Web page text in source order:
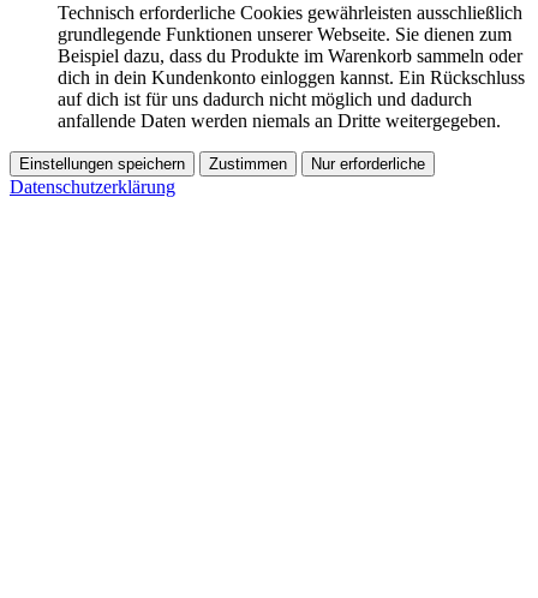
Technisch erforderliche Cookies gewährleisten ausschließlich
grundlegende Funktionen unserer Webseite. Sie dienen zum
Beispiel dazu, dass du Produkte im Warenkorb sammeln oder
dich in dein Kundenkonto einloggen kannst. Ein Rückschluss
auf dich ist für uns dadurch nicht möglich und dadurch
anfallende Daten werden niemals an Dritte weitergegeben.
Einstellungen speichern Zustimmen Nur erforderliche
Datenschutzerklärung